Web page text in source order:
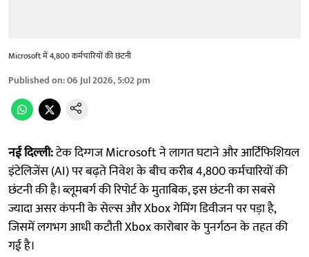
Microsoft में 4,800 कर्मचारियों की छंटनी
Published on:06 Jul 2026, 5:02 pm
नई दिल्ली:टेक दिग्गज Microsoft ने लागत घटाने और आर्टिफिशियल
इंटेलिजेंस (AI) पर बढ़ते निवेश के बीच करीब 4,800 कर्मचारियों की
छंटनी की है। ब्लूमबर्ग की रिपोर्ट के मुताबिक, इस छंटनी का सबसे
ज्यादा असर कंपनी के सेल्स और Xbox गेमिंग डिवीजन पर पड़ा है,
जिसमें लगभग आधी कटौती Xbox कारोबार के पुनर्गठन के तहत की
गई है।